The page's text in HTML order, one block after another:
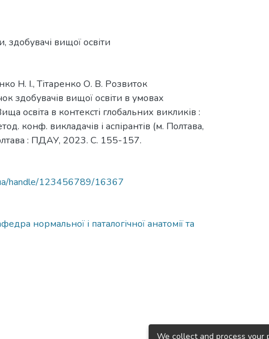
, здобувачі вищої освіти
Н. І., Тітаренко О. В. Розвиток
здобувачів вищої освіти в умовах
освіта в контексті глобальних викликів :
конф. викладачів і аспірантів (м. Полтава,
: ПДАУ, 2023. С. 155-157.
handle/123456789/16367
нормальної і паталогічної анатомії та
We collect and process your